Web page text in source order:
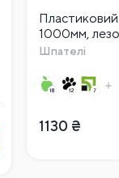
1000мм,
Шпателі
1130 ₴